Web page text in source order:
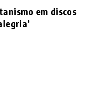
em discos